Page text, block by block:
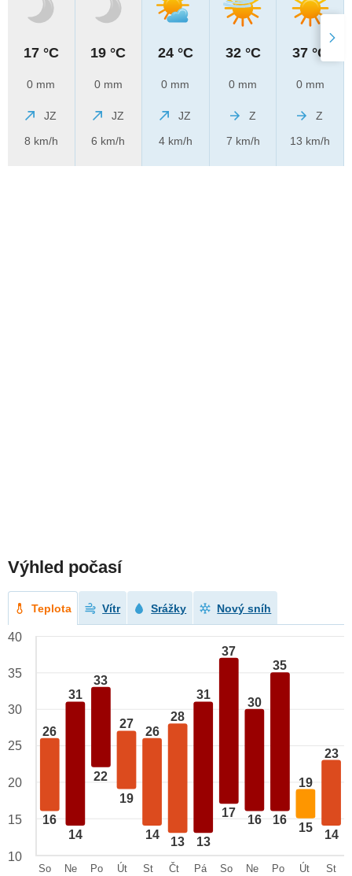
17 °C
0 mm
JZ
8 km/h
19 °C
0 mm
JZ
6 km/h
24 °C
0 mm
JZ
4 km/h
32 °C
0 mm
Z
7 km/h
37 °C
0 mm
Z
13 km/h
Výhled počasí
Teplota Vítr Srážky Nový sníh
26
16
31
14
33
22
27
19
26
14
28
13
31
13
37
17
30
16
35
16
19
15
23
14
40
35
30
25
20
15
10
So
Ne
Po
Út
St
Čt
Pá
So
Ne
Po
Út
St